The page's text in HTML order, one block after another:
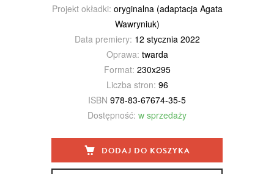
Projekt okładki: oryginalna (adaptacja Agata
Wawryniuk)
Data premiery: 12 stycznia 2022
Oprawa: twarda
Format: 230x295
Liczba stron: 96
ISBN 978-83-67674-35-5
Dostępność: w sprzedaży
DODAJ DO KOSZYKA